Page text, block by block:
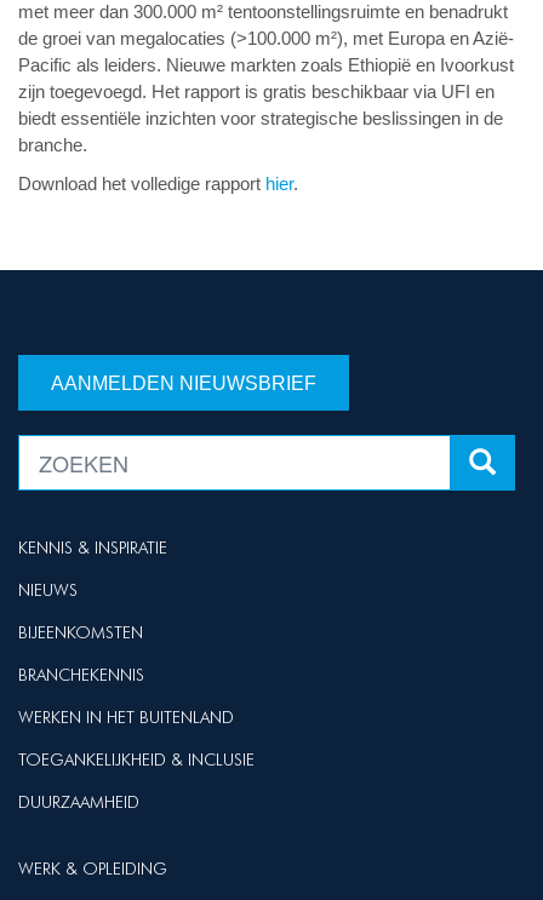
met meer dan 300.000 m² tentoonstellingsruimte en benadrukt
de groei van megalocaties (>100.000 m²), met Europa en Azië-
Pacific als leiders. Nieuwe markten zoals Ethiopië en Ivoorkust
zijn toegevoegd. Het rapport is gratis beschikbaar via UFI en
biedt essentiële inzichten voor strategische beslissingen in de
branche.
Download het volledige rapport hier.
AANMELDEN NIEUWSBRIEF
KENNIS & INSPIRATIE
NIEUWS
BIJEENKOMSTEN
BRANCHEKENNIS
WERKEN IN HET BUITENLAND
TOEGANKELIJKHEID & INCLUSIE
DUURZAAMHEID
WERK & OPLEIDING